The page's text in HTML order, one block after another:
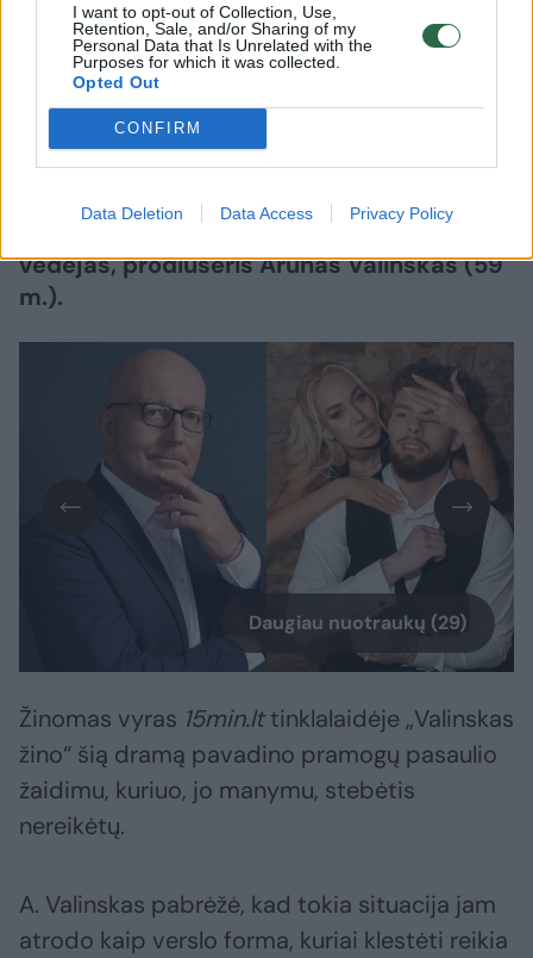
I want to opt-out of Collection, Use,
Retention, Sale, and/or Sharing of my
Personal Data that Is Unrelated with the
Purposes for which it was collected.
Opted Out
CONFIRM
Data Deletion Data Access Privacy Policy
Pastarosiomis dienomis socialiniuose
tinkluose netyla kalbos apie verslininkės,
vizažistės Oksanos Pikul (42 m.) ir
kovotojo Dominyko Dirksčio (24 m.)
skyrybas. Dabar nuomonę apie garsios
poros išsiskyrimą išsakė televizijos laidų
vedėjas, prodiuseris Arūnas Valinskas (59
m.).
Daugiau nuotraukų (29)
Žinomas vyras 15min.lttinklalaidėje „Valinskas
žino“ šią dramą pavadino pramogų pasaulio
žaidimu, kuriuo, jo manymu, stebėtis
nereikėtų.
A. Valinskas pabrėžė, kad tokia situacija jam
atrodo kaip verslo forma, kuriai klestėti reikia